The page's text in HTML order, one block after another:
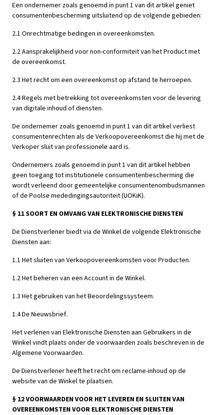
Een ondernemer zoals genoemd in punt 1 van dit artikel geniet
consumentenbescherming uitsluitend op de volgende gebieden:
2.1 Onrechtmatige bedingen in overeenkomsten.
2.2 Aansprakelijkheid voor non-conformiteit van het Product met
de overeenkomst.
2.3 Het recht om een overeenkomst op afstand te herroepen.
2.4 Regels met betrekking tot overeenkomsten voor de levering
van digitale inhoud of diensten.
De ondernemer zoals genoemd in punt 1 van dit artikel verliest
consumentenrechten als de Verkoopovereenkomst die hij met de
Verkoper sluit van professionele aard is.
Ondernemers zoals genoemd in punt 1 van dit artikel hebben
geen toegang tot institutionele consumentenbescherming die
wordt verleend door gemeentelijke consumentenombudsmannen
of de Poolse mededingingsautoriteit (UOKiK).
§ 11 SOORT EN OMVANG VAN ELEKTRONISCHE DIENSTEN
De Dienstverlener biedt via de Winkel de volgende Elektronische
Diensten aan:
1.1 Het sluiten van Verkoopovereenkomsten voor Producten.
1.2 Het beheren van een Account in de Winkel.
1.3 Het gebruiken van het Beoordelingssysteem.
1.4 De Nieuwsbrief.
Het verlenen van Elektronische Diensten aan Gebruikers in de
Winkel vindt plaats onder de voorwaarden zoals beschreven in de
Algemene Voorwaarden.
De Dienstverlener heeft het recht om reclame-inhoud op de
website van de Winkel te plaatsen.
§ 12 VOORWAARDEN VOOR HET LEVEREN EN SLUITEN VAN
OVEREENKOMSTEN VOOR ELEKTRONISCHE DIENSTEN